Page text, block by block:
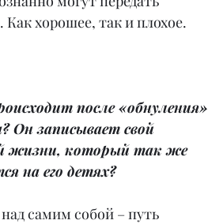
хорошее, так и плохое.
после «обнуления»
Он записывает свой
жизни, который так же
на его детях?
самим собой – путь